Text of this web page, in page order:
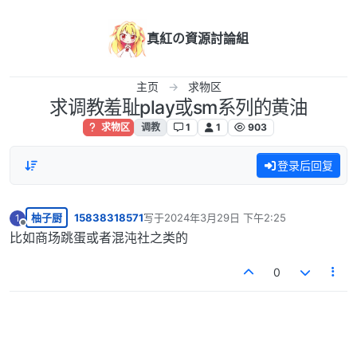
真紅の資源討論組
主页 求物区
求调教羞耻play或sm系列的黄油
求物区 调教 1 1 903
登录后回复
1
离线
柚子厨 15838318571写于2024年3月29日 下午2:25
最后由 编辑
比如商场跳蛋或者混沌社之类的
0